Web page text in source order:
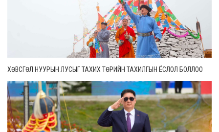
ХӨВСГӨЛ НУУРЫН ЛУСЫГ ТАХИХ ТӨРИЙН ТАХИЛГЫН ЁСЛОЛ БОЛЛОО